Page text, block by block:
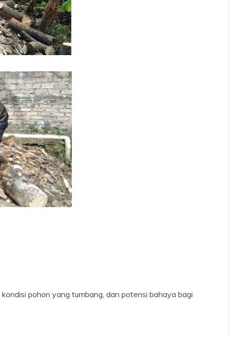
pohon yang tumbang, dan potensi bahaya bagi